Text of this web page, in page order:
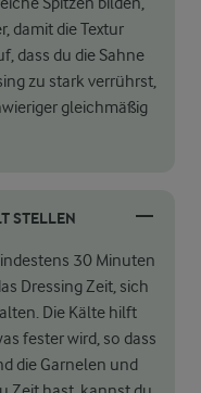
damit die Textur
dass du die Sahne
zu stark verrührst,
gleichmäßig
STELLEN
30 Minuten
Dressing Zeit, sich
Die Kälte hilft
fester wird, so dass
die Garnelen und